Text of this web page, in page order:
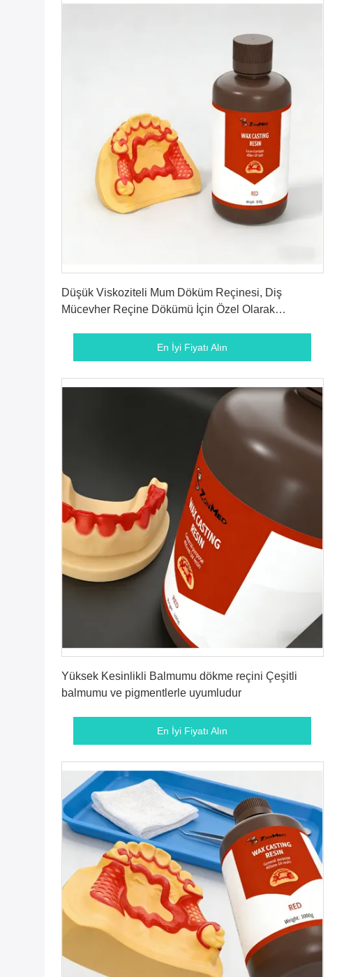
Düşük Viskoziteli Mum Döküm Reçinesi, Diş
Mücevher Reçine Dökümü İçin Özel Olarak
En İyi Fiyatı Alın
Yüksek Kesinlikli Balmumu dökme reçini Çeşitli
balmumu ve pigmentlerle uyumludur
En İyi Fiyatı Alın